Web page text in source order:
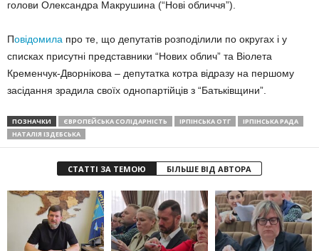
голови Олександра Макрушина (“Нові обличчя”).
Повідомила про те, що депутатів розподілили по округах і у
списках присутні представники “Нових облич” та Віолета
Кременчук-Дворнікова – депутатка котра відразу на першому
засідання зрадила своїх однопартійців з “Батьківщини”.
ПОЗНАЧКИ ЄВРОПЕЙСЬКА СОЛІДАРНІСТЬ ІРПІНСЬКА ОТГ
ІРПІНСЬКА РАДА
НАТАЛІЯ ІЗДЕБСЬКА
СТАТТІ ЗА ТЕМОЮ БІЛЬШЕ ВІД АВТОРА